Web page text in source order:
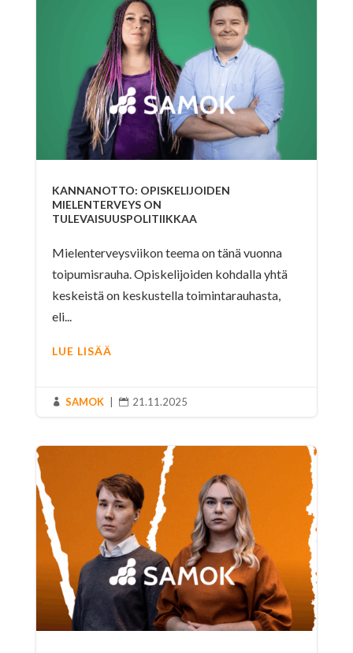
KANNANOTTO: OPISKELIJOIDEN
MIELENTERVEYS ON
TULEVAISUUSPOLITIIKKAA
Mielenterveysviikon teema on tänä vuonna
toipumisrauha. Opiskelijoiden kohdalla yhtä
keskeistä on keskustella toimintarauhasta,
eli...
LUE LISÄÄ
 SAMOK  21.11.2025